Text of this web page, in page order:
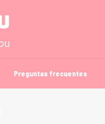
Preguntas frecuentes